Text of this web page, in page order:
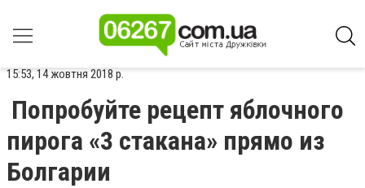
15:53, 14 жовтня 2018 р.
Попробуйте рецепт яблочного
пирога «3 стакана» прямо из
Болгарии